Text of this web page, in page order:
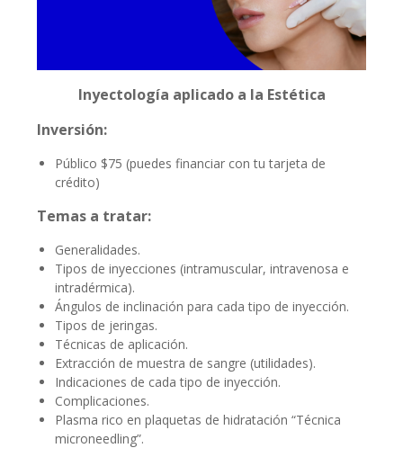
Inyectología aplicado a la Estética
Inversión:
Público $75 (puedes financiar con tu tarjeta de
crédito)
Temas a tratar:
Generalidades.
Tipos de inyecciones (intramuscular, intravenosa e
intradérmica).
Ángulos de inclinación para cada tipo de inyección.
Tipos de jeringas.
Técnicas de aplicación.
Extracción de muestra de sangre (utilidades).
Indicaciones de cada tipo de inyección.
Complicaciones.
Plasma rico en plaquetas de hidratación “Técnica
microneedling”.